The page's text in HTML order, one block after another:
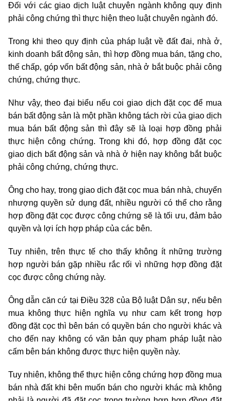
Đối với các giao dịch luật chuyên ngành không quy định
phải công chứng thì thực hiện theo luật chuyên ngành đó.
Trong khi theo quy định của pháp luật về đất đai, nhà ở,
kinh doanh bất động sản, thì hợp đồng mua bán, tặng cho,
thế chấp, góp vốn bất động sản, nhà ở bắt buộc phải công
chứng, chứng thực.
Như vậy, theo đại biểu nếu coi giao dịch đặt cọc để mua
bán bất động sản là một phần không tách rời của giao dịch
mua bán bất động sản thì đây sẽ là loại hợp đồng phải
thực hiện công chứng. Trong khi đó, hợp đồng đặt cọc
giao dịch bất động sản và nhà ở hiện nay không bắt buộc
phải công chứng, chứng thực.
Ông cho hay, trong giao dịch đặt cọc mua bán nhà, chuyển
nhượng quyền sử dụng đất, nhiều người có thể cho rằng
hợp đồng đặt cọc được công chứng sẽ là tối ưu, đảm bảo
quyền và lợi ích hợp pháp của các bên.
Tuy nhiên, trên thực tế cho thấy không ít những trường
hợp người bán gặp nhiều rắc rối vì những hợp đồng đặt
cọc được công chứng này.
Ông dẫn căn cứ tại Điều 328 của Bộ luật Dân sự, nếu bên
mua không thực hiện nghĩa vụ như cam kết trong hợp
đồng đặt cọc thì bên bán có quyền bán cho người khác và
cho đến nay không có văn bản quy phạm pháp luật nào
cấm bên bán không được thực hiện quyền này.
Tuy nhiên, không thể thực hiện công chứng hợp đồng mua
bán nhà đất khi bên muốn bán cho người khác mà không